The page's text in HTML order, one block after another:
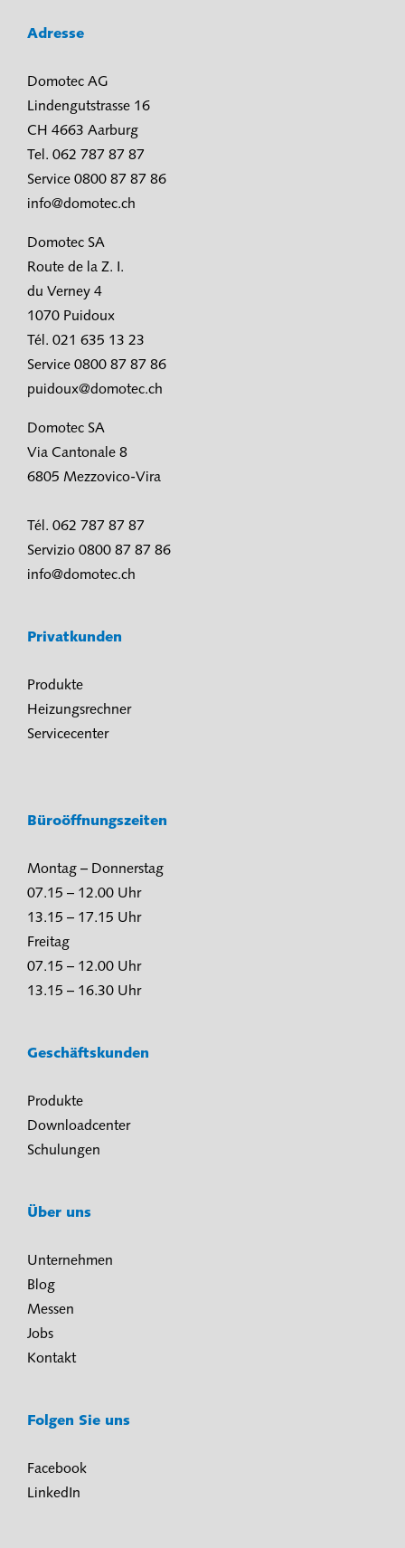
Adresse
Domotec AG
Lindengutstrasse 16
CH 4663 Aarburg
Tel. 062 787 87 87
Service 0800 87 87 86
info@domotec.ch
Domotec SA
Route de la Z. I.
du Verney 4
1070 Puidoux
Tél. 021 635 13 23
Service 0800 87 87 86
puidoux@domotec.ch
Domotec SA
Via Cantonale 8
6805 Mezzovico-Vira
Tél. 062 787 87 87
Servizio 0800 87 87 86
info@domotec.ch
Privatkunden
Produkte
Heizungsrechner
Servicecenter
Büroöffnungszeiten
Montag – Donnerstag
07.15 – 12.00 Uhr
13.15 – 17.15 Uhr
Freitag
07.15 – 12.00 Uhr
13.15 – 16.30 Uhr
Geschäftskunden
Produkte
Downloadcenter
Schulungen
Über uns
Unternehmen
Blog
Messen
Jobs
Kontakt
Folgen Sie uns
Facebook
LinkedIn